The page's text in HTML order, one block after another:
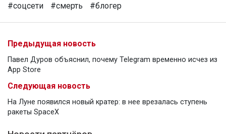
#соцсети #смерть #блогер
Предыдущая новость
Павел Дуров объяснил, почему Telegram временно исчез из
App Store
Следующая новость
На Луне появился новый кратер: в нее врезалась ступень
ракеты SpaceX